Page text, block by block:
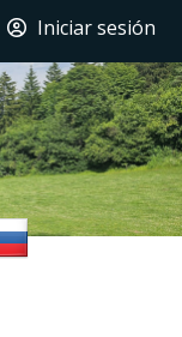
Iniciar sesión